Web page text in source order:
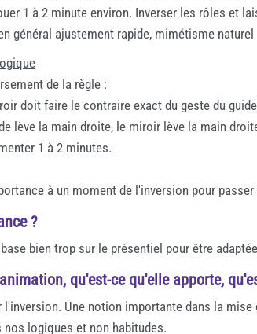
1 à 2 minute environ. Inverser les rôles et
général ajustement rapide, mimétisme naturel
de la règle :
doit faire le contraire exact du geste du
lève la main droite, le miroir lève la main
1 à 2 minutes.
à un moment de l'inversion pour
?
bien trop sur le présentiel pour être
qu'est-ce qu'elle apporte,
l'inversion. Une notion importante dans la
logiques et non habitudes.